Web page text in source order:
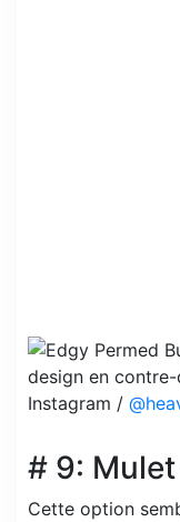
Instagram /
# 9:
Cette option